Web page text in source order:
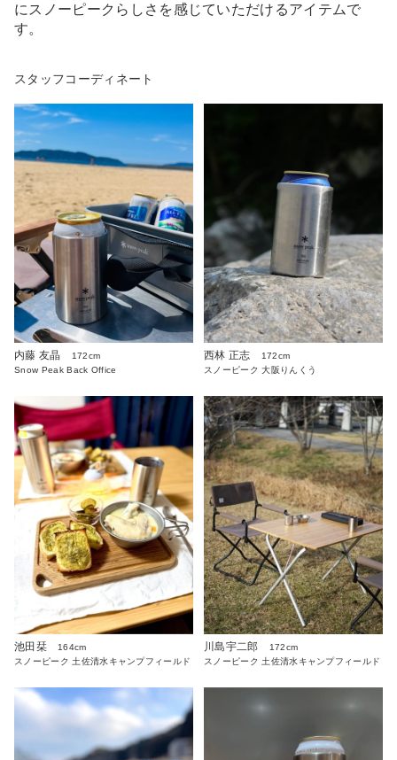
にスノーピークらしさを感じていただけるアイテムで
す。
スタッフコーディネート
内藤 友晶
172cm
Snow Peak Back Office
西林 正志
172cm
スノーピーク 大阪りんくう
池田栞
164cm
スノーピーク 土佐清水キャンプフィールド
川島宇二郎
172cm
スノーピーク 土佐清水キャンプフィールド